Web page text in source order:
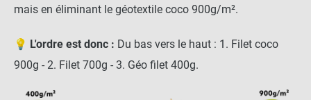
mais en éliminant le géotextile coco 900g/m².
💡 L'ordre est donc : Du bas vers le haut : 1. Filet coco
900g - 2. Filet 700g - 3. Géo filet 400g.